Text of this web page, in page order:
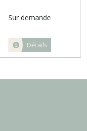
Sur demande
Détails